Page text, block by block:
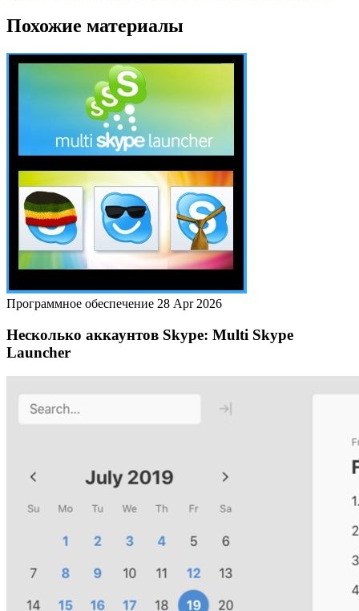
Похожие материалы
Программное обеспечение 28 Apr 2026
Несколько аккаунтов Skype: Multi Skype
Launcher